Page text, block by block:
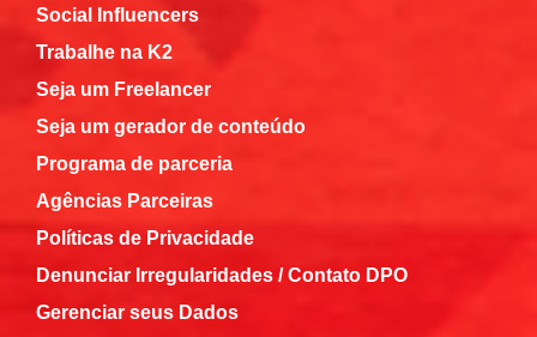
Social Influencers
Trabalhe na K2
Seja um Freelancer
Seja um gerador de conteúdo
Programa de parceria
Agências Parceiras
Políticas de Privacidade
Denunciar Irregularidades / Contato DPO
Gerenciar seus Dados